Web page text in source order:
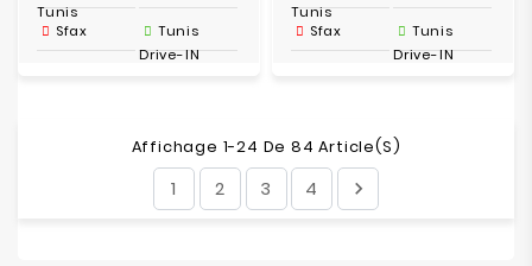
Tunis
Sfax
Tunis
Drive-IN
Tunis
Sfax
Tunis
Drive-IN
Affichage 1-24 De 84 Article(s)
1 2 3 4 